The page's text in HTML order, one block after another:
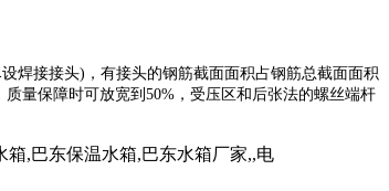
焊接接头)，有接头的钢筋截面面积占钢筋总截面面积
量保障时可放宽到50%，受压区和后张法的螺丝端杆
,巴东保温水箱,巴东水箱厂家,,电